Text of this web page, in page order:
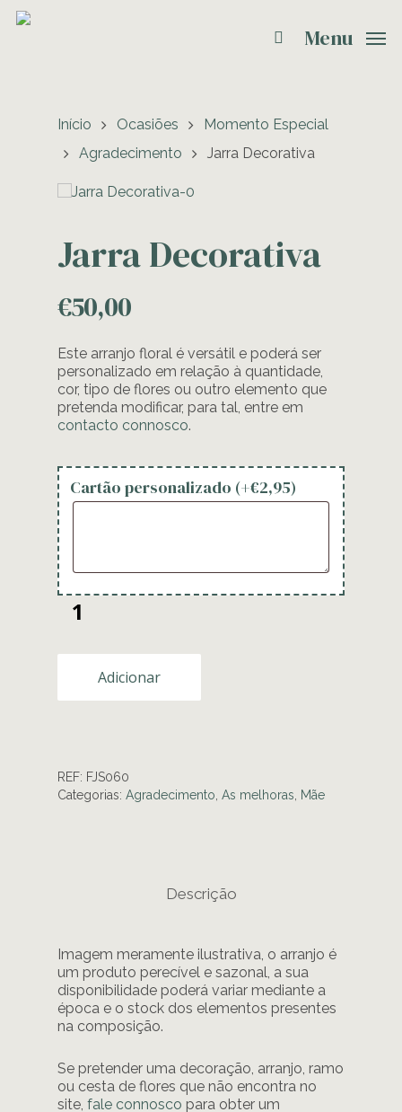
Menu
Início Ocasiões
Momento Especial
Agradecimento
Jarra Decorativa
Jarra Decorativa
€50,00
Este arranjo floral é versátil e poderá ser
personalizado em relação à quantidade,
cor, tipo de flores ou outro elemento que
pretenda modificar, para tal, entre em
contacto connosco.
Cartão personalizado (+€2,95)
Adicionar
REF: FJS060
Categorias: Agradecimento As melhoras Mãe
Descrição
Imagem meramente ilustrativa, o arranjo é
um produto perecível e sazonal, a sua
disponibilidade poderá variar mediante a
época e o stock dos elementos presentes
na composição.
Se pretender uma decoração, arranjo, ramo
ou cesta de flores que não encontra no
site, fale connosco para obter um